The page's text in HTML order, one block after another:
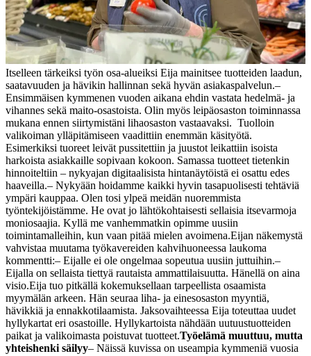
Itselleen tärkeiksi työn osa-alueiksi Eija mainitsee tuotteiden laadun,
saatavuuden ja hävikin hallinnan sekä hyvän asiakaspalvelun.–
Ensimmäisen kymmenen vuoden aikana ehdin vastata hedelmä- ja
vihannes sekä maito-osastoista. Olin myös leipäosaston toiminnassa
mukana ennen siirtymistäni lihaosaston vastaavaksi. Tuolloin
valikoiman ylläpitämiseen vaadittiin enemmän käsityötä.
Esimerkiksi tuoreet leivät pussitettiin ja juustot leikattiin isoista
harkoista asiakkaille sopivaan kokoon. Samassa tuotteet tietenkin
hinnoiteltiin – nykyajan digitaalisista hintanäytöistä ei osattu edes
haaveilla.– Nykyään hoidamme kaikki hyvin tasapuolisesti tehtäviä
ympäri kauppaa. Olen tosi ylpeä meidän nuoremmista
työntekijöistämme. He ovat jo lähtökohtaisesti sellaisia itsevarmoja
moniosaajia. Kyllä me vanhemmatkin opimme uusiin
toimintamalleihin, kun vaan pitää mielen avoimena.Eijan näkemystä
vahvistaa muutama työkavereiden kahvihuoneessa laukoma
kommentti:– Eijalle ei ole ongelmaa sopeutua uusiin juttuihin.–
Eijalla on sellaista tiettyä rautaista ammattilaisuutta. Hänellä on aina
visio.Eija tuo pitkällä kokemuksellaan tarpeellista osaamista
myymälän arkeen. Hän seuraa liha- ja einesosaston myyntiä,
hävikkiä ja ennakkotilaamista. Jaksovaihteessa Eija toteuttaa uudet
hyllykartat eri osastoille. Hyllykartoista nähdään uutuustuotteiden
paikat ja valikoimasta poistuvat tuotteet.Työelämä muuttuu, mutta
yhteishenki säilyy– Näissä kuvissa on useampia kymmeniä vuosia